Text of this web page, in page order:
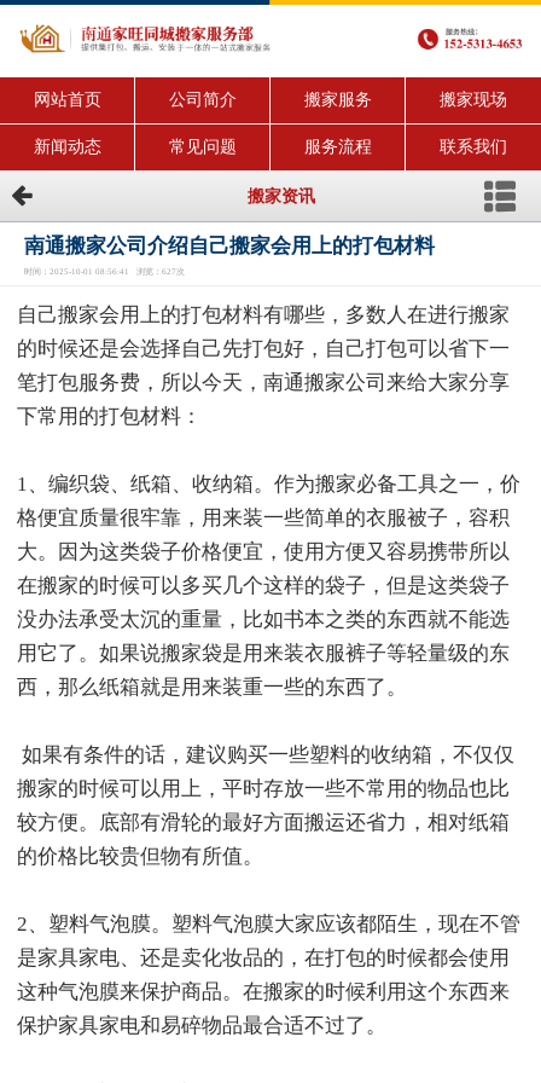
网站首页 公司简介 搬家服务 搬家现场
新闻动态 常见问题 服务流程 联系我们
搬家资讯
南通搬家公司介绍自己搬家会用上的打包材料
时间：2025-10-01 08:56:41 浏览：627次
自己搬家会用上的打包材料有哪些，多数人在进行搬家
的时候还是会选择自己先打包好，自己打包可以省下一
笔打包服务费，所以今天，南通搬家公司来给大家分享
下常用的打包材料：
1、编织袋、纸箱、收纳箱。作为搬家必备工具之一，价
格便宜质量很牢靠，用来装一些简单的衣服被子，容积
大。因为这类袋子价格便宜，使用方便又容易携带所以
在搬家的时候可以多买几个这样的袋子，但是这类袋子
没办法承受太沉的重量，比如书本之类的东西就不能选
用它了。如果说搬家袋是用来装衣服裤子等轻量级的东
西，那么纸箱就是用来装重一些的东西了。
如果有条件的话，建议购买一些塑料的收纳箱，不仅仅
搬家的时候可以用上，平时存放一些不常用的物品也比
较方便。底部有滑轮的最好方面搬运还省力，相对纸箱
的价格比较贵但物有所值。
2、塑料气泡膜。塑料气泡膜大家应该都陌生，现在不管
是家具家电、还是卖化妆品的，在打包的时候都会使用
这种气泡膜来保护商品。在搬家的时候利用这个东西来
保护家具家电和易碎物品最合适不过了。